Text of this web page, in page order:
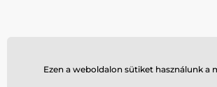
Ezen a weboldalon sütiket használunk a